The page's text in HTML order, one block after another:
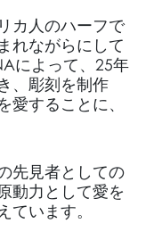
カ人のハーフで
れながらにして
によって、25年
、彫刻を制作
愛することに、
先見者としての
動力として愛を
ています。